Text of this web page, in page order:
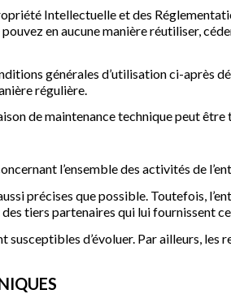
Intellectuelle et des
en aucune manière réutiliser,
générales d’utilisation ci-après
régulière.
de maintenance technique peut
l’ensemble des activités de
précises que possible. Toutefois,
tiers partenaires qui lui fournissent
d’évoluer. Par ailleurs,